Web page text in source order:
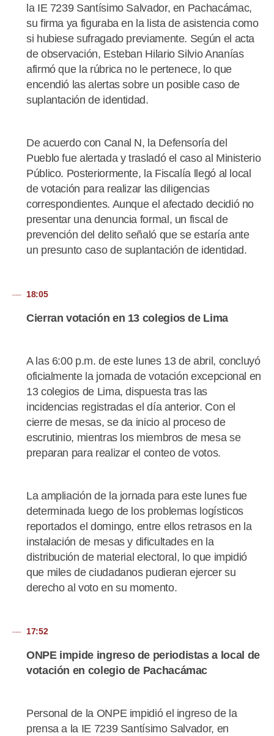
la IE 7239 Santísimo Salvador, en Pachacámac,
su firma ya figuraba en la lista de asistencia como
si hubiese sufragado previamente. Según el acta
de observación, Esteban Hilario Silvio Ananías
afirmó que la rúbrica no le pertenece, lo que
encendió las alertas sobre un posible caso de
suplantación de identidad.
De acuerdo con Canal N, la Defensoría del
Pueblo fue alertada y trasladó el caso al Ministerio
Público. Posteriormente, la Fiscalía llegó al local
de votación para realizar las diligencias
correspondientes. Aunque el afectado decidió no
presentar una denuncia formal, un fiscal de
prevención del delito señaló que se estaría ante
un presunto caso de suplantación de identidad.
18:05
Cierran votación en 13 colegios de Lima
A las 6:00 p.m. de este lunes 13 de abril, concluyó
oficialmente la jornada de votación excepcional en
13 colegios de Lima, dispuesta tras las
incidencias registradas el día anterior. Con el
cierre de mesas, se da inicio al proceso de
escrutinio, mientras los miembros de mesa se
preparan para realizar el conteo de votos.
La ampliación de la jornada para este lunes fue
determinada luego de los problemas logísticos
reportados el domingo, entre ellos retrasos en la
instalación de mesas y dificultades en la
distribución de material electoral, lo que impidió
que miles de ciudadanos pudieran ejercer su
derecho al voto en su momento.
17:52
ONPE impide ingreso de periodistas a local de
votación en colegio de Pachacámac
Personal de la ONPE impidió el ingreso de la
prensa a la IE 7239 Santísimo Salvador, en